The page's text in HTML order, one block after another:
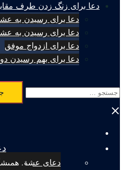
دعا برای زنگ زدن طرف
دعا برای رسیدن به
دعا برای رسیدن به
دعا برای ازدواج موفق
دعا برای بهم رسیدن دو
جستجو
برای:
Close
دعای عشق همیشگی